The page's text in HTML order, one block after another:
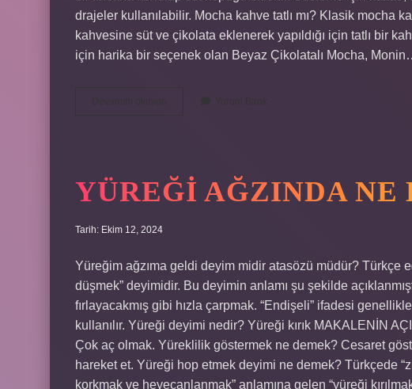
drajeler kullanılabilir. Mocha kahve tatlı mı? Klasik mocha
kahvesine süt ve çikolata eklenerek yapıldığı için tatlı bir
için harika bir seçenek olan Beyaz Çikolatalı Mocha,
YÜREĞI AĞZINDA NE
Tarih: Ekim 12, 2024
Yüreğim ağzıma geldi deyim midir atasözü müdür? Türkçe
düşmek” deyimidir. Bu deyimin anlamı şu şekilde
fırlayacakmış gibi hızla çarpmak. “Endişeli” ifadesi
kullanılır. Yüreği deyimi nedir? Yüreği kırık MAKALENİN
Çok aç olmak. Yüreklilik göstermek ne demek? Cesaret
hareket et. Yüreği hop etmek deyimi ne demek? Türkçede
korkmak ve heyecanlanmak” anlamına gelen “yüreği